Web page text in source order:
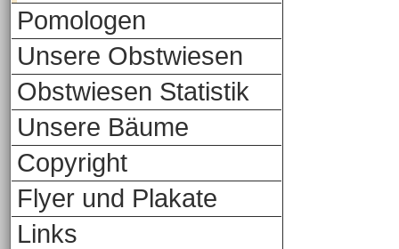
Pomologen
Unsere Obstwiesen
Obstwiesen Statistik
Unsere Bäume
Copyright
Flyer und Plakate
Links